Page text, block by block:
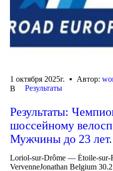
1 октября 2025г. Автор:
В
Результаты
Результаты:
шоссейному
Мужчины до 23 лет.
Loriol-sur-Drôme — Étoile-sur-
VervenneJonathan Belgium